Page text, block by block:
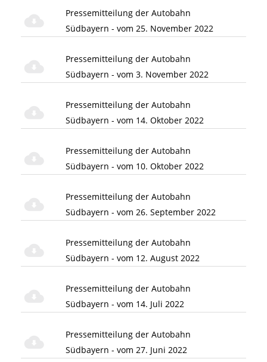
Pressemitteilung der Autobahn
Südbayern - vom 25. November 2022
Pressemitteilung der Autobahn
Südbayern - vom 3. November 2022
Pressemitteilung der Autobahn
Südbayern - vom 14. Oktober 2022
Pressemitteilung der Autobahn
Südbayern - vom 10. Oktober 2022
Pressemitteilung der Autobahn
Südbayern - vom 26. September 2022
Pressemitteilung der Autobahn
Südbayern - vom 12. August 2022
Pressemitteilung der Autobahn
Südbayern - vom 14. Juli 2022
Pressemitteilung der Autobahn
Südbayern - vom 27. Juni 2022